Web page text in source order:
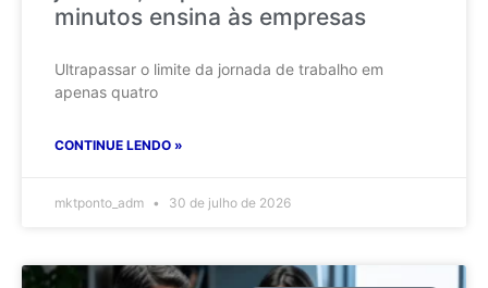
minutos ensina às empresas
Ultrapassar o limite da jornada de trabalho em
apenas quatro
CONTINUE LENDO »
mktponto_adm 30 de julho de 2026